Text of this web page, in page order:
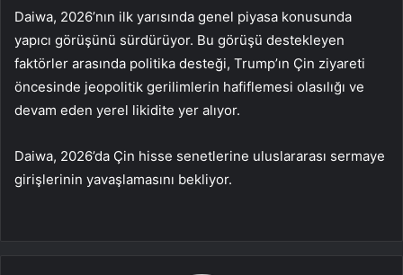
Daiwa, 2026’nın ilk yarısında genel piyasa konusunda
yapıcı görüşünü sürdürüyor. Bu görüşü destekleyen
faktörler arasında politika desteği, Trump’ın Çin ziyareti
öncesinde jeopolitik gerilimlerin hafiflemesi olasılığı ve
devam eden yerel likidite yer alıyor.
Daiwa, 2026’da Çin hisse senetlerine uluslararası sermaye
girişlerinin yavaşlamasını bekliyor.